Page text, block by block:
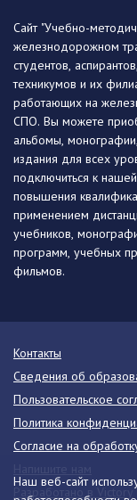
Наш веб-сайт
Сайт "Учебно-
железнодорожном
студентов,
техникумов и их
работающих на
СПО. Вы можете
альбомы,
издания для всех
подключиться к
повышения
применением
учебников,
программ, учебных
фильмов.
Контакты
Сведения об
Пользовательское
Политика
Согласие на
Разработано в Victory